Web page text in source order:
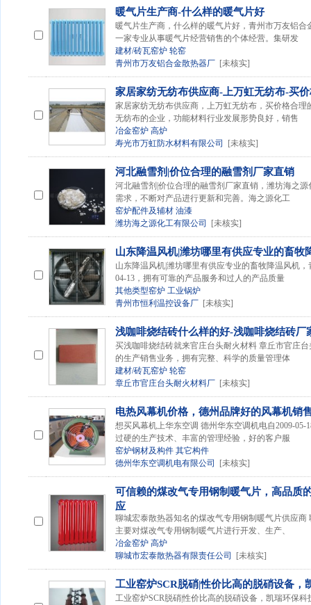
暖气片生产商-什么样的暖气片好
暖气片生产商，什么样的暖气片好，青州市万友铝合
一家专业从事暖气片经营销售的个体经营。集研发
建材/砖瓦窑炉 轮窑
青州市万友铝合金散热器厂 [未核实]
家居家纺无纺布供应商-上万虹无纺布-买
家居家纺无纺布供应商，上万虹无纺布，买价格合
无纺布的企业，功能材料行业发展形势良好，销售
冶金窑炉 高炉
寿光市万虹防水材料有限公司
[未核实]
河北融雪剂|价位合理的融雪剂厂家直销
河北融雪剂|价位合理的融雪剂厂家直销，潍坊海之
需求，不断对产品进行更新和完善。海之源化工
窑炉配件及辅材 油漆
潍坊海之源化工有限公司
[未核实]
山东降温风机|潍坊哪里有供应专业的畜牧
山东降温风机|潍坊哪里有供应专业的畜牧降温风机
04-13，拥有可靠的产品服务和过人的产品质量
其他类型窑炉 工业锅炉
青州市恒利温控设备厂 [未核实]
浅咖啡烧结砖什么样的好-浅咖啡烧结砖厂
买浅咖啡烧结砖就来官庄台头耐火材料 章丘市官庄
的生产销售业务，拥有完整、科学的质量管理体
建材/砖瓦窑炉 轮窑
章丘市官庄台头耐火材料厂 [未核实]
电热风幕机价格，德州品牌好的风幕机销
想买风幕机上华东空调 德州华东空调机电自2009-
过硬的生产技术、丰富的管理经验，好的客户服
窑炉钢材及构件 其它构件
德州华东空调机电有限公司
[未核实]
可信赖的煤改气专用钢制暖气片，高品质
应
聊城宏泰散热器知名的煤改气专用钢制暖气片供应
主要对煤改气专用钢制暖气片进行开发、生产、
冶金窑炉 高炉
聊城市宏泰散热器有限责任公司
[未核实]
工业窑炉SCR脱硝|性价比高的脱硝设备，
工业窑炉SCR脱硝|性价比高的脱硝设备，凯瑞环保